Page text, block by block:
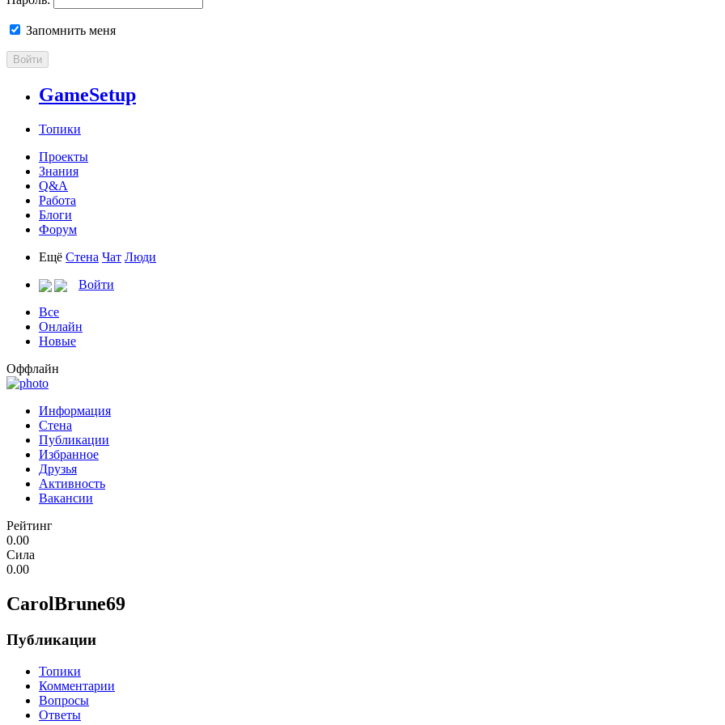
Запомнить меня
Войти
GameSetup
Топики
Проекты
Знания
Q&A
Работа
Блоги
Форум
Ещё Стена Чат Люди
Войти
Все
Онлайн
Новые
Оффлайн
Информация
Стена
Публикации
Избранное
Друзья
Активность
Вакансии
Рейтинг
0.00
Сила
0.00
CarolBrune69
Публикации
Топики
Комментарии
Вопросы
Ответы